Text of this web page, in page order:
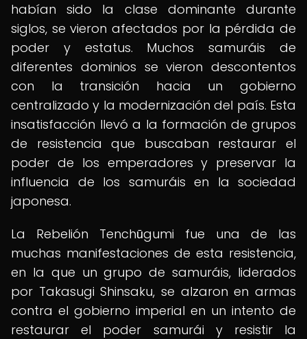
habían sido la clase dominante durante
siglos, se vieron afectados por la pérdida de
poder y estatus. Muchos samuráis de
diferentes dominios se vieron descontentos
con la transición hacia un gobierno
centralizado y la modernización del país. Esta
insatisfacción llevó a la formación de grupos
de resistencia que buscaban restaurar el
poder de los emperadores y preservar la
influencia de los samuráis en la sociedad
japonesa.
La Rebelión Tenchūgumi fue una de las
muchas manifestaciones de esta resistencia,
en la que un grupo de samuráis, liderados
por Takasugi Shinsaku, se alzaron en armas
contra el gobierno imperial en un intento de
restaurar el poder samurái y resistir la